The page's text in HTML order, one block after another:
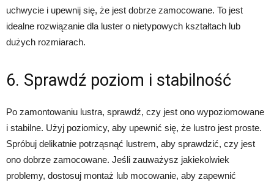
uchwycie i upewnij się, że jest dobrze zamocowane. To jest
idealne rozwiązanie dla luster o nietypowych kształtach lub
dużych rozmiarach.
6. Sprawdź poziom i stabilność
Po zamontowaniu lustra, sprawdź, czy jest ono wypoziomowane
i stabilne. Użyj poziomicy, aby upewnić się, że lustro jest proste.
Spróbuj delikatnie potrząsnąć lustrem, aby sprawdzić, czy jest
ono dobrze zamocowane. Jeśli zauważysz jakiekolwiek
problemy, dostosuj montaż lub mocowanie, aby zapewnić